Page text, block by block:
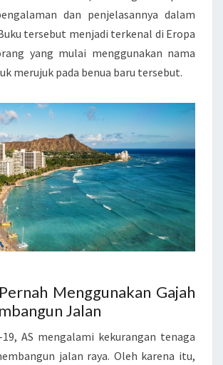
K
A
S
E
R
I
K
A
T
dan penjelasannya dalam
tersebut menjadi terkenal di Eropa
yang mulai menggunakan nama
merujuk pada benua baru tersebut.
Menggunakan Gajah
Jalan
19, AS mengalami kekurangan tenaga
jalan raya. Oleh karena itu,